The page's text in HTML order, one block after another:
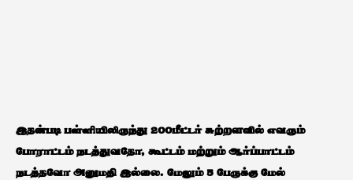
இதன்படி பள்ளியிலிருந்து 200மீட்டர் சுற்றளவில் எவரும்
போராட்டம் நடத்துவதோ, கூட்டம் மற்றும் ஆர்ப்பாட்டம்
நடத்தவோ அனுமதி இல்லை. மேலும் 5 பேருக்கு மேல்